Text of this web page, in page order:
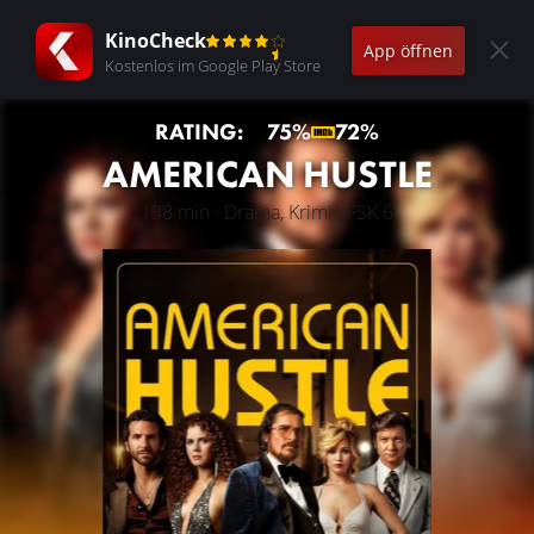
KinoCheck
Kostenlos im Google Play Store
App öffnen
RATING: 75% 72%
AMERICAN HUSTLE
138 min · Drama, Krimi · FSK 6